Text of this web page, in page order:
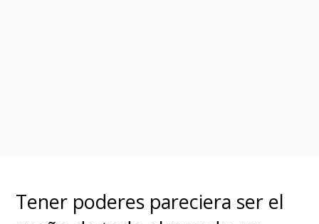
amanecer en la carrera por la
Tener poderes pareciera ser el